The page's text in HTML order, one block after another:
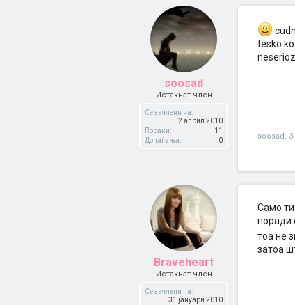
soosad
Истакнат член
Се зачлени на:
2 април 2010
Пораки:
11
Допаѓања:
0
tesko
soosad,
Braveheart
Истакнат член
Се зачлени на:
31 јануари 2010
Само ти
поради
тоа не
затоа